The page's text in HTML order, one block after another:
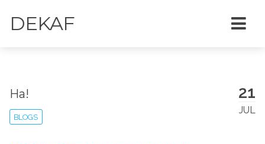
DEKAF
21
JUL
Ha!
BLOGS